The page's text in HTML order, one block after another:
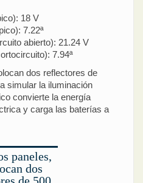
18 V
7.22ª
abierto): 21.24 V
7.94ª
dos reflectores de
simular la iluminación
convierte la energía
y carga las baterías a
paneles,
dos